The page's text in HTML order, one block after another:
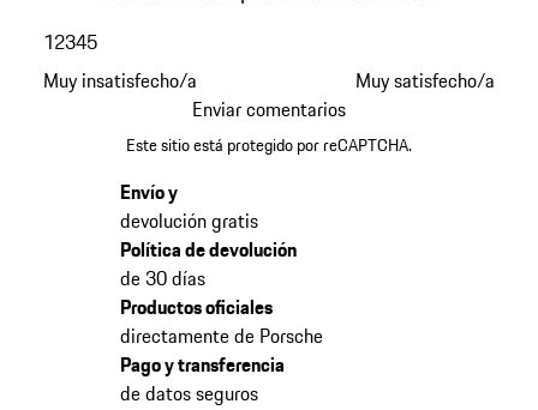
Muy insatisfecho/a
12345
Muy satisfecho/a
Enviar comentarios
Este sitio está protegido por reCAPTCHA.
Envío y
devolución gratis
Política de devolución
de 30 días
Productos oficiales
directamente de Porsche
Pago y transferencia
de datos seguros